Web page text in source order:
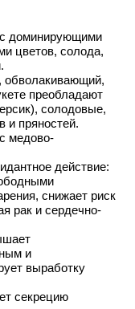
доминирующими
цветов, солода,
обволакивающий,
преобладают
солодовые,
и пряностей.
медово-
действие:
снижает риск
рак и сердечно-
и
выработку
секрецию